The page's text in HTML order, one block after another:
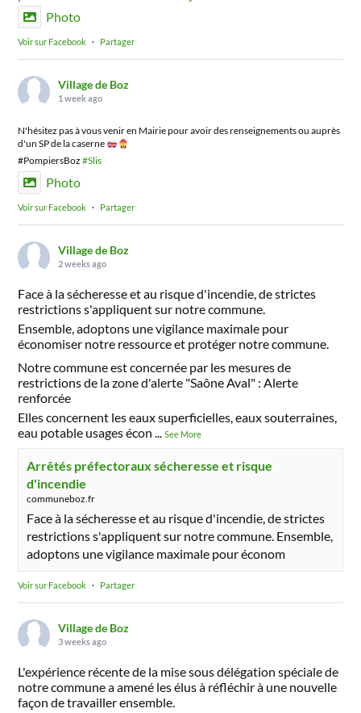
Photo
Voir sur Facebook · Partager
Village de Boz
1 week ago
N'hésitez pas à vous venir en Mairie pour avoir des renseignements ou auprès
d'un SP de la caserne
#PompiersBoz#Slis
Photo
Voir sur Facebook · Partager
Village de Boz
2 weeks ago
Face à la sécheresse et au risque d'incendie, de strictes
restrictions s'appliquent sur notre commune.
Ensemble, adoptons une vigilance maximale pour
économiser notre ressource et protéger notre commune.
Notre commune est concernée par les mesures de
restrictions de la zone d'alerte "Saône Aval" : Alerte
renforcée
Elles concernent les eaux superficielles, eaux souterraines,
eau potable usages écon ...See More
Arrêtés préfectoraux sécheresse et risque
d'incendie
communeboz.fr
Face à la sécheresse et au risque d'incendie, de strictes
restrictions s'appliquent sur notre commune. Ensemble,
adoptons une vigilance maximale pour économ
Voir sur Facebook · Partager
Village de Boz
3 weeks ago
L'expérience récente de la mise sous délégation spéciale de
notre commune a amené les élus à réfléchir à une nouvelle
façon de travailler ensemble.